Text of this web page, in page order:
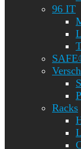
96 IT
Racks